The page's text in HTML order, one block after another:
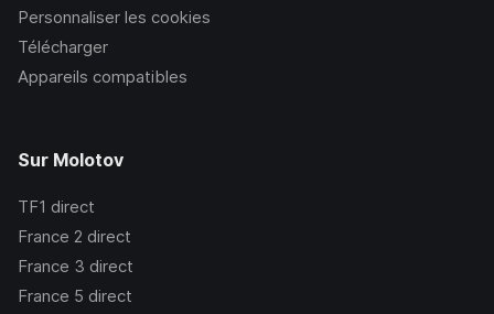
Personnaliser les cookies
Télécharger
Appareils compatibles
Sur Molotov
TF1 direct
France 2 direct
France 3 direct
France 5 direct